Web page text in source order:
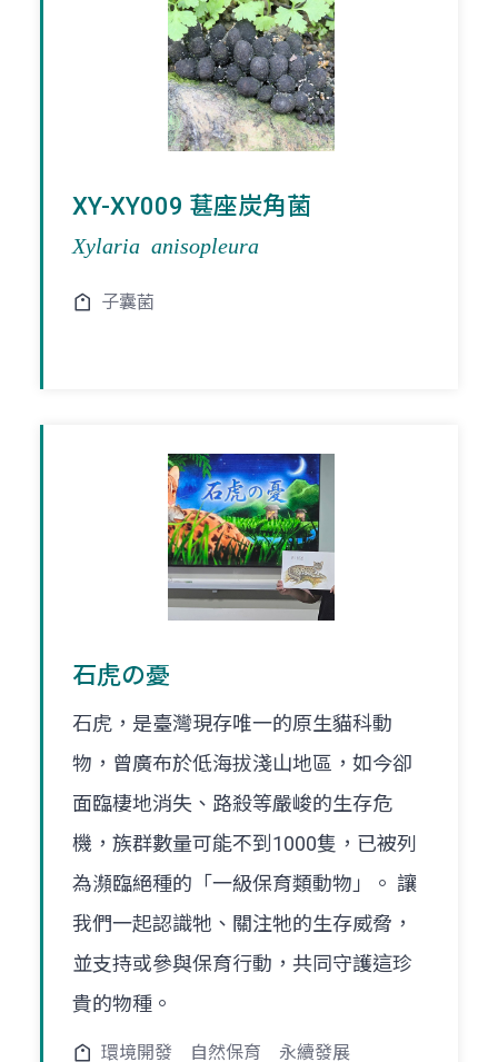
XY-XY009 葚座炭角菌
Xylaria anisopleura
子囊菌
石虎の憂
石虎，是臺灣現存唯一的原生貓科動
物，曾廣布於低海拔淺山地區，如今卻
面臨棲地消失、路殺等嚴峻的生存危
機，族群數量可能不到1000隻，已被列
為瀕臨絕種的「一級保育類動物」。 讓
我們一起認識牠、關注牠的生存威脅，
並支持或參與保育行動，共同守護這珍
貴的物種。
環境開發 自然保育 永續發展